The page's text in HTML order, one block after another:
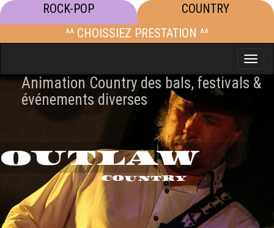
ROCK-POP
COUNTRY
^^ CHOISSIEZ PRESTATION ^^
Toggle
Animation Country des bals, festivals &
événements diverses
OUTLAW
COUNTRY